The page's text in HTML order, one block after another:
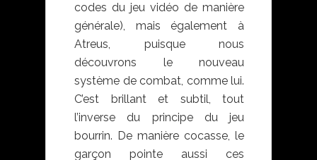
codes du jeu vidéo de manière
générale), mais également à
Atreus, puisque nous
découvrons le nouveau
système de combat, comme lui.
C’est brillant et subtil, tout
l’inverse du principe du jeu
bourrin. De manière cocasse, le
garçon pointe aussi ces